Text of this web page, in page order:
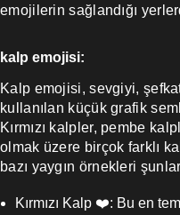
emojilerin sağlandığı
kalp emojisi:
Kalp emojisi, sevgiyi,
kullanılan küçük grafik
Kırmızı kalpler, pembe
olmak üzere birçok farklı
bazı yaygın örnekleri
Kırmızı Kalp ❤️: Bu en